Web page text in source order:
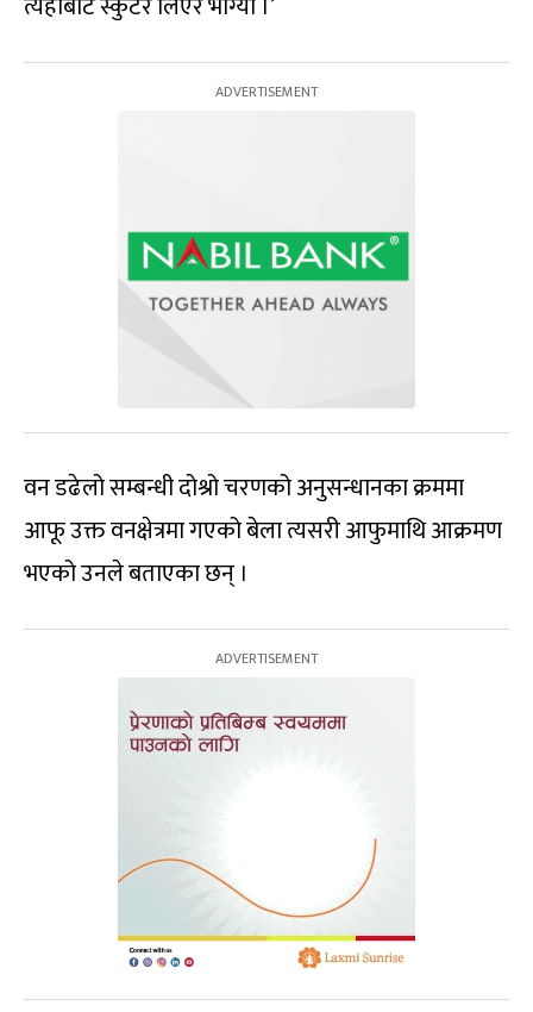
वन डढेलो सम्बन्धी दोश्रो चरणको अनुसन्धानका क्रममा
आफू उक्त वनक्षेत्रमा गएको बेला त्यसरी आफुमाथि आक्रमण
भएको उनले बताएका छन् ।